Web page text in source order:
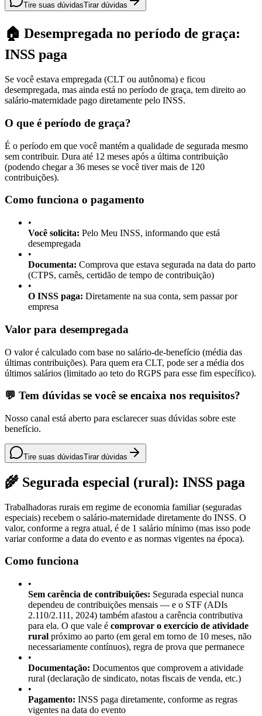
Tire suas dúvidasTirar dúvidas
🏠 Desempregada no período de graça:
INSS paga
Se você estava empregada (CLT ou autônoma) e ficou
desempregada, mas ainda está no período de graça, tem direito ao
salário-maternidade pago diretamente pelo INSS.
O que é período de graça?
É o período em que você mantém a qualidade de segurada mesmo
sem contribuir. Dura até 12 meses após a última contribuição
(podendo chegar a 36 meses se você tiver mais de 120
contribuições).
Como funciona o pagamento
•
Você solicita: Pelo Meu INSS, informando que está
desempregada
•
Documenta: Comprova que estava segurada na data do parto
(CTPS, carnês, certidão de tempo de contribuição)
•
O INSS paga: Diretamente na sua conta, sem passar por
empresa
Valor para desempregada
O valor é calculado com base no salário-de-benefício (média das
últimas contribuições). Para quem era CLT, pode ser a média dos
últimos salários (limitado ao teto do RGPS para esse fim específico).
💬 Tem dúvidas se você se encaixa nos requisitos?
Nosso canal está aberto para esclarecer suas dúvidas sobre este
benefício.
Tire suas dúvidasTirar dúvidas
🌾 Segurada especial (rural): INSS paga
Trabalhadoras rurais em regime de economia familiar (seguradas
especiais) recebem o salário-maternidade diretamente do INSS. O
valor, conforme a regra atual, é de 1 salário mínimo (mas isso pode
variar conforme a data do evento e as normas vigentes na época).
Como funciona
•
Sem carência de contribuições: Segurada especial nunca
dependeu de contribuições mensais — e o STF (ADIs
2.110/2.111, 2024) também afastou a carência contributiva
para ela. O que vale é comprovar o exercício de atividade
rural próximo ao parto (em geral em torno de 10 meses, não
necessariamente contínuos), regra de prova que permanece
•
Documentação: Documentos que comprovem a atividade
rural (declaração de sindicato, notas fiscais de venda, etc.)
•
Pagamento: INSS paga diretamente, conforme as regras
vigentes na data do evento